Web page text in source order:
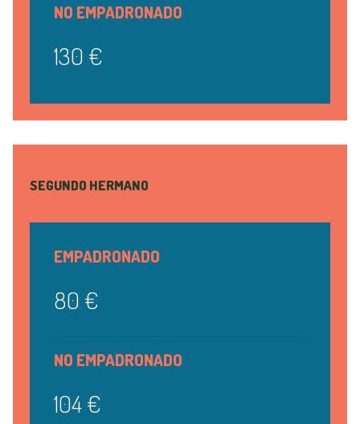
NO EMPADRONADO
130 €
SEGUNDO HERMANO
EMPADRONADO
80 €
NO EMPADRONADO
104 €